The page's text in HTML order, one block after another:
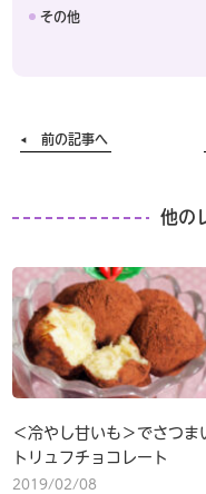
その他
前の記事へ
他の
＜冷やし甘いも＞でさつま
トリュフチョコレート
2019/02/08